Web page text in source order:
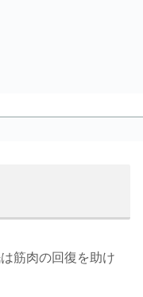
筋肉の回復を助け